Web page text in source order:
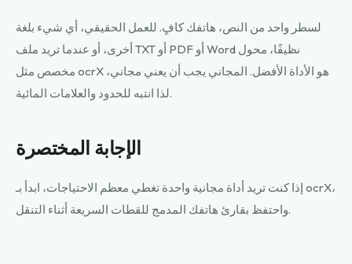
لسطر واحد من النص، هاتفك كافٍ. للعمل الحقيقي، أي شيء بلغة
أخرى، أو عندما تريد ملف TXT أو PDF أو Word نظيفًا، محول
مخصص مثل ocrX هو الأداة الأفضل. المجاني يجب أن يعني مجاني،
لذا انتبه للحدود والعلامات المائية.
الإجابة المختصرة
إذا كنت تريد أداة مجانية واحدة تغطي معظم الاحتياجات، ابدأ بـ ocrX،
واحتفظ بقارئ هاتفك المدمج للقطات السريعة أثناء التنقل.